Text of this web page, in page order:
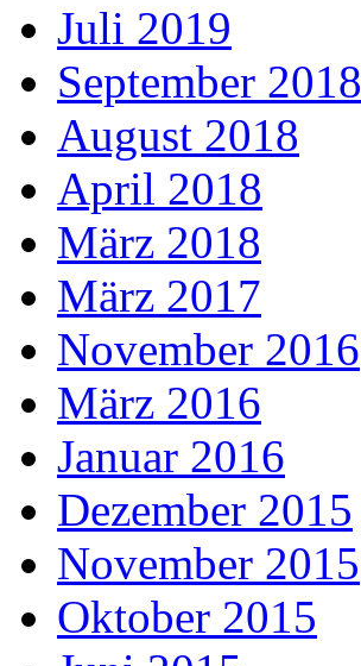
Juli 2019
September 2018
August 2018
April 2018
März 2018
März 2017
November 2016
März 2016
Januar 2016
Dezember 2015
November 2015
Oktober 2015